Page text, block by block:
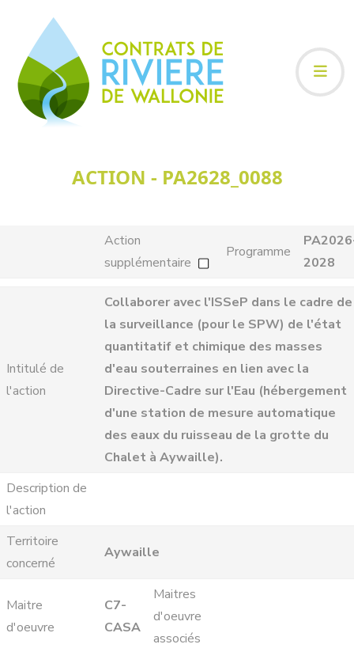
ACTION - PA2628_0088
Action
supplémentaire
Programme
2028
Intitulé de
l'action
Collaborer avec l'ISSeP dans le cadre de
la surveillance (pour le SPW) de l'état
quantitatif et chimique des masses
d'eau souterraines en lien avec la
Directive-Cadre sur l'Eau (hébergement
d'une station de mesure automatique
des eaux du ruisseau de la grotte du
Chalet à Aywaille).
Description de
l'action
Territoire
concerné
Aywaille
Maitre
d'oeuvre
C7-
CASA
Maitres
d'oeuvre
associés